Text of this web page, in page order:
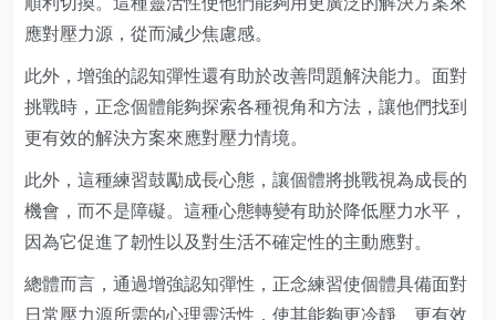
應對壓力源，從而減少焦慮感。
此外，增強的認知彈性還有助於改善問題解決能力。面對
挑戰時，正念個體能夠探索各種視角和方法，讓他們找到
更有效的解決方案來應對壓力情境。
此外，這種練習鼓勵成長心態，讓個體將挑戰視為成長的
機會，而不是障礙。這種心態轉變有助於降低壓力水平，
因為它促進了韌性以及對生活不確定性的主動應對。
總體而言，通過增強認知彈性，正念練習使個體具備面對
日常壓力源所需的心理靈活性，使其能夠更冷靜、更有效